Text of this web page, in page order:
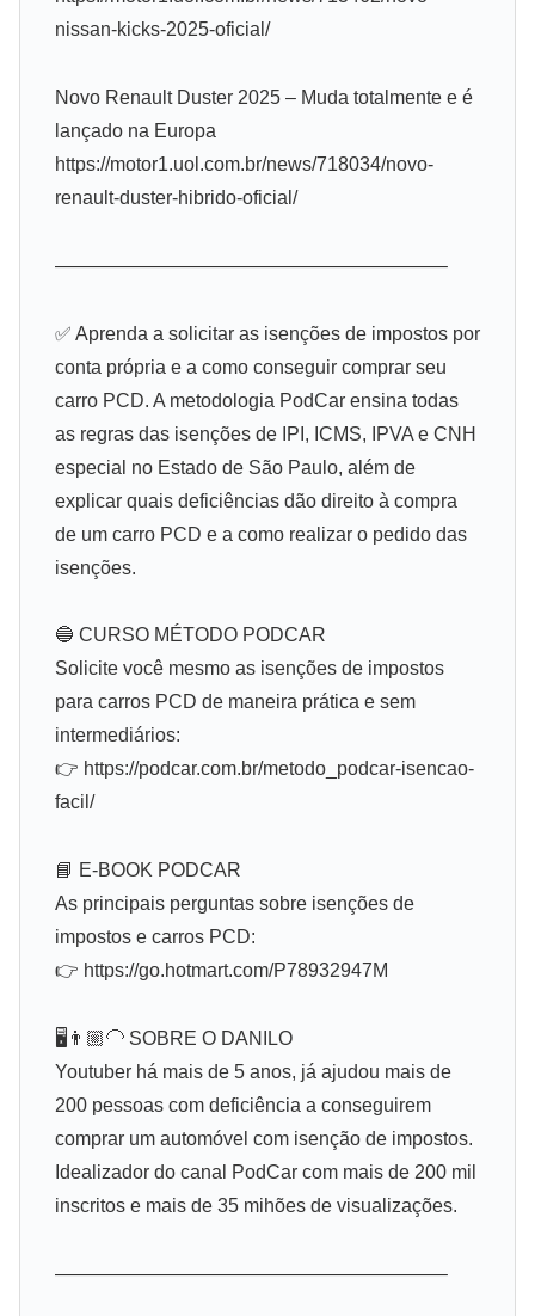
nissan-kicks-2025-oficial/
Novo Renault Duster 2025 – Muda totalmente e é
lançado na Europa
https://motor1.uol.com.br/news/718034/novo-
renault-duster-hibrido-oficial/
————————————————————–
✅ Aprenda a solicitar as isenções de impostos por
conta própria e a como conseguir comprar seu
carro PCD. A metodologia PodCar ensina todas
as regras das isenções de IPI, ICMS, IPVA e CNH
especial no Estado de São Paulo, além de
explicar quais deficiências dão direito à compra
de um carro PCD e a como realizar o pedido das
isenções.
🔵 CURSO MÉTODO PODCAR
Solicite você mesmo as isenções de impostos
para carros PCD de maneira prática e sem
intermediários:
👉 https://podcar.com.br/metodo_podcar-isencao-
facil/
📘 E-BOOK PODCAR
As principais perguntas sobre isenções de
impostos e carros PCD:
👉 https://go.hotmart.com/P78932947M
🖥️👨🏼‍🦲 SOBRE O DANILO
Youtuber há mais de 5 anos, já ajudou mais de
200 pessoas com deficiência a conseguirem
comprar um automóvel com isenção de impostos.
Idealizador do canal PodCar com mais de 200 mil
inscritos e mais de 35 mihões de visualizações.
————————————————————–